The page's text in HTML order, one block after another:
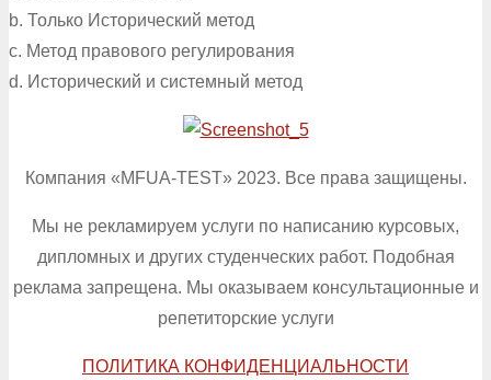
b. Только Исторический метод
c. Метод правового регулирования
d. Исторический и системный метод
Компания «MFUA-TEST» 2023. Все права защищены.
Мы не рекламируем услуги по написанию курсовых,
дипломных и других студенческих работ. Подобная
реклама запрещена. Мы оказываем консультационные и
репетиторские услуги
ПОЛИТИКА КОНФИДЕНЦИАЛЬНОСТИ